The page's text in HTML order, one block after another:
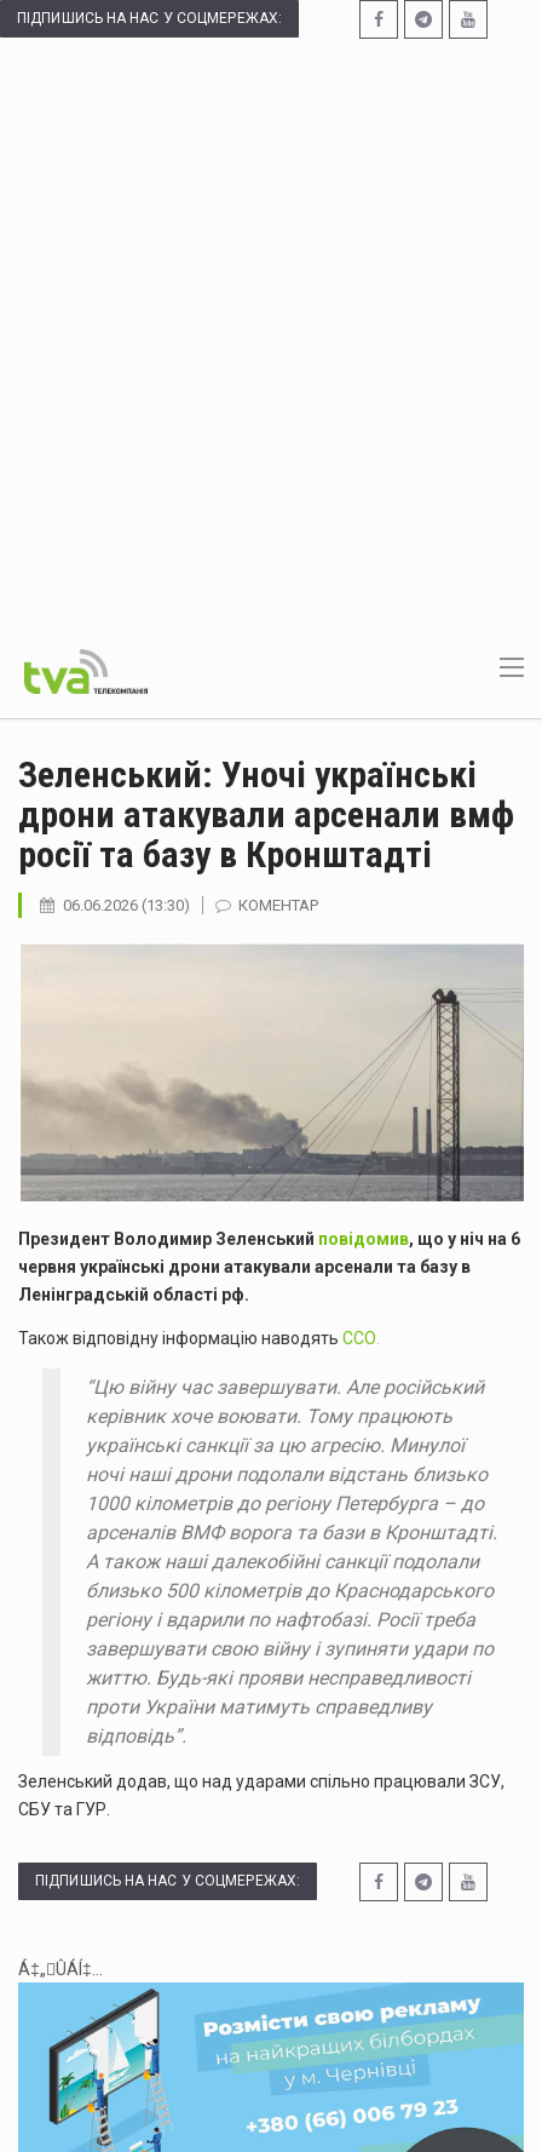
ПІДПИШИСЬ НА НАС У СОЦМЕРЕЖАХ:
Зеленський: Уночі українські
дрони атакували арсенали вмф
росії та базу в Кронштадті
06.06.2026 (13:30) КОМЕНТАР
Президент Володимир Зеленський повідомив, що у ніч на 6
червня українські дрони атакували арсенали та базу в
Ленінградській області рф.
Також відповідну інформацію наводять ССО.
“Цю війну час завершувати. Але російський
керівник хоче воювати. Тому працюють
українські санкції за цю агресію. Минулої
ночі наші дрони подолали відстань близько
1000 кілометрів до регіону Петербурга – до
арсеналів ВМФ ворога та бази в Кронштадті.
А також наші далекобійні санкції подолали
близько 500 кілометрів до Краснодарського
регіону і вдарили по нафтобазі. Росії треба
завершувати свою війну і зупиняти удари по
життю. Будь-які прояви несправедливості
проти України матимуть справедливу
відповідь”.
Зеленський додав, що над ударами спільно працювали ЗСУ,
СБУ та ГУР.
ПІДПИШИСЬ НА НАС У СОЦМЕРЕЖАХ:
Á‡„ÛÁÍ‡...